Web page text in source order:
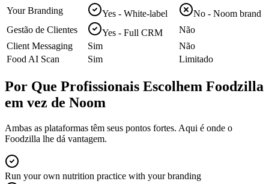
Your Branding
Yes - White-label
No - Noom brand
Gestão de Clientes
Yes - Full CRM
Não
Client Messaging
Sim
Não
Food AI Scan
Sim Limitado
Por Que Profissionais Escolhem Foodzilla
em vez de Noom
Ambas as plataformas têm seus pontos fortes. Aqui é onde o
Foodzilla lhe dá vantagem.
Run your own nutrition practice with your branding